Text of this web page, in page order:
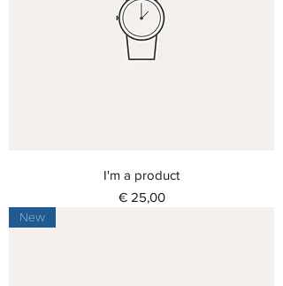
I'm a product
Prijs
€ 25,00
New